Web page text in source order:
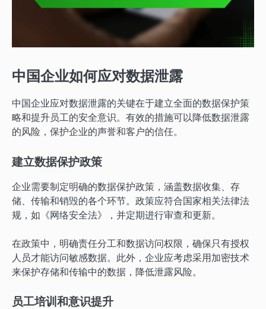
中国企业如何应对数据泄露
中国企业应对数据泄露的关键在于建立全面的数据保护策
略和提升员工的安全意识。有效的措施可以降低数据泄露
的风险，保护企业的声誉和客户的信任。
建立数据保护政策
企业需要制定明确的数据保护政策，涵盖数据收集、存
储、传输和销毁的各个环节。政策应符合国家相关法律法
规，如《网络安全法》，并定期进行审查和更新。
在政策中，明确责任分工和数据访问权限，确保只有授权
人员才能访问敏感数据。此外，企业应考虑采用加密技术
来保护存储和传输中的数据，降低泄露风险。
员工培训和意识提升